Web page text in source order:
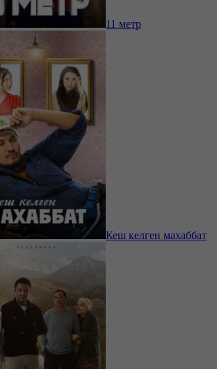
11 метр
Кеш келген махаббат